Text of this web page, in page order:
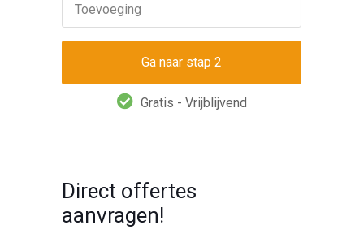
Toevoeging
Gratis - Vrijblijvend
Direct offertes
aanvragen!